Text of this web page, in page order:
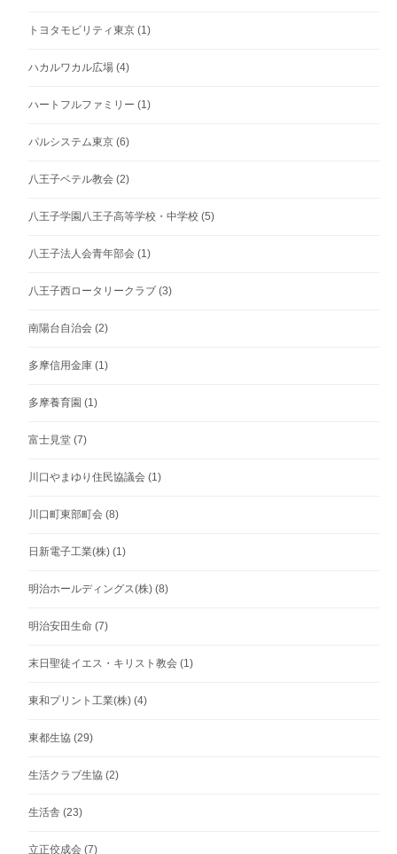
トヨタモビリティ東京 (1)
ハカルワカル広場 (4)
ハートフルファミリー (1)
パルシステム東京 (6)
八王子ベテル教会 (2)
八王子学園八王子高等学校・中学校 (5)
八王子法人会青年部会 (1)
八王子西ロータリークラブ (3)
南陽台自治会 (2)
多摩信用金庫 (1)
多摩養育園 (1)
富士見堂 (7)
川口やまゆり住民協議会 (1)
川口町東部町会 (8)
日新電子工業(株) (1)
明治ホールディングス(株) (8)
明治安田生命 (7)
末日聖徒イエス・キリスト教会 (1)
東和プリント工業(株) (4)
東都生協 (29)
生活クラブ生協 (2)
生活舎 (23)
立正佼成会 (7)